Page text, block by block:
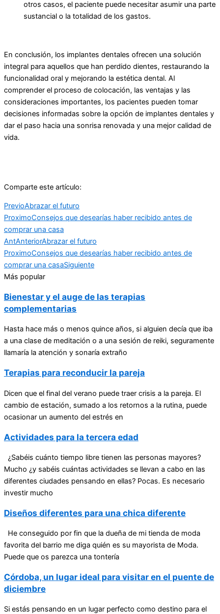
otros casos, el paciente puede necesitar asumir una parte
sustancial o la totalidad de los gastos.
En conclusión, los implantes dentales ofrecen una solución
integral para aquellos que han perdido dientes, restaurando la
funcionalidad oral y mejorando la estética dental. Al
comprender el proceso de colocación, las ventajas y las
consideraciones importantes, los pacientes pueden tomar
decisiones informadas sobre la opción de implantes dentales y
dar el paso hacia una sonrisa renovada y una mejor calidad de
vida.
Comparte este artículo:
PrevioAbrazar el futuro
ProximoConsejos que desearías haber recibido antes de
comprar una casa
AntAnteriorAbrazar el futuro
ProximoConsejos que desearías haber recibido antes de
comprar una casaSiguiente
Más popular
Bienestar y el auge de las terapias
complementarias
Hasta hace más o menos quince años, si alguien decía que iba
a una clase de meditación o a una sesión de reiki, seguramente
llamaría la atención y sonaría extraño
Terapias para reconducir la pareja
Dicen que el final del verano puede traer crisis a la pareja. El
cambio de estación, sumado a los retornos a la rutina, puede
ocasionar un aumento del estrés en
Actividades para la tercera edad
¿Sabéis cuánto tiempo libre tienen las personas mayores?
Mucho ¿y sabéis cuántas actividades se llevan a cabo en las
diferentes ciudades pensando en ellas? Pocas. Es necesario
investir mucho
Diseños diferentes para una chica diferente
He conseguido por fin que la dueña de mi tienda de moda
favorita del barrio me diga quién es su mayorista de Moda.
Puede que os parezca una tontería
Córdoba, un lugar ideal para visitar en el puente de
diciembre
Si estás pensando en un lugar perfecto como destino para el